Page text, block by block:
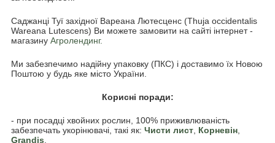
Саджанці Туї західної Вареана Лютесценс (Thuja occidentalis
Wareana Lutescens) Ви можете замовити на сайті інтернет -
магазину Агролендинг.
Ми забезпечимо надійну упаковку (ПКС) і доставимо їх Новою
Поштою у будь яке місто України.
Корисні поради:
- при посадці хвойних рослин, 100% приживлюваність
забезпечать укорінювачі, такі як: Чисти лист Корневін
Grandis